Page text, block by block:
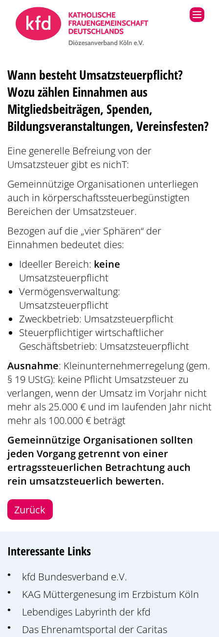
Zum Inhalt springen
Wann besteht Umsatzsteuerpflicht?
Wozu zählen Einnahmen aus
Mitgliedsbeiträgen, Spenden,
Bildungsveranstaltungen, Vereinsfesten?
Eine generelle Befreiung von der
Umsatzsteuer gibt es nichT:
Gemeinnützige Organisationen unterliegen
auch in körperschaftssteuerbegünstigten
Bereichen der Umsatzsteuer.
Bezogen auf die „vier Sphären“ der
Einnahmen bedeutet dies:
Ideeller Bereich: keine
Umsatzsteuerpflicht
Vermögensverwaltung:
Umsatzsteuerpflicht
Zweckbetrieb: Umsatzsteuerpflicht
Steuerpflichtiger wirtschaftlicher
Geschäftsbetrieb: Umsatzsteuerpflicht
Ausnahme: Kleinunternehmerregelung (gem.
§ 19 UStG): keine Pflicht Umsatzsteuer zu
verlangen, wenn der Umsatz im Vorjahr nicht
mehr als 25.000 € und im laufenden Jahr nicht
mehr als 100.000 € beträgt
Gemeinnützige Organisationen sollten
jeden Vorgang getrennt von einer
ertragssteuerlichen Betrachtung auch
rein umsatzsteuerlich bewerten.
Zurück
Interessante Links
kfd Bundesverband e.V.
KAG Müttergenesung im Erzbistum Köln
Lebendiges Labyrinth der kfd
Das Ehrenamtsportal der Caritas